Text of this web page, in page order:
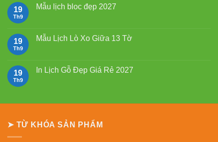
2027
giá
luận
ở
Xo
Giữa
19
Th9
Mẫu lịch bloc đẹp 2027
luận
ở
đẹp
2027
19
Th9
Mẫu Lịch Lò Xo Giữa 13 Tờ
luận
ở
Giữa
19
Th9
In Lịch Gỗ Đẹp Giá Rẻ 2027
ở
Gỗ
➤ TỪ KHÓA SẢN PHẨM